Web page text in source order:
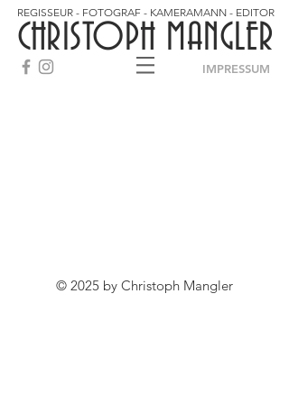
REGISSEUR - FOTOGRAF - KAMERAMANN - EDITOR
CHRISTOPH MANGLER
IMPRESSUM
© 2025 by Christoph Mangler